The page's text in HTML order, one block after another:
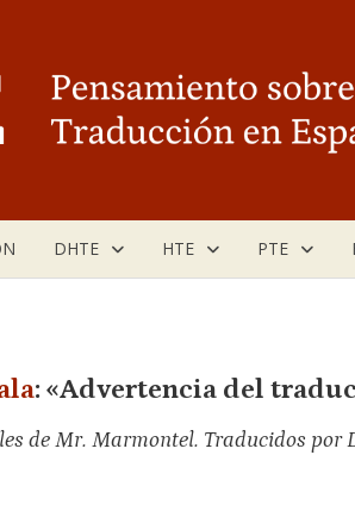
DHTE HTE PTE
: «Advertencia del
de Mr. Marmontel. Traducidos por